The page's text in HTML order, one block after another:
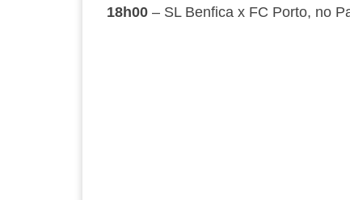
18h00 – SL Benfica x FC Porto, no